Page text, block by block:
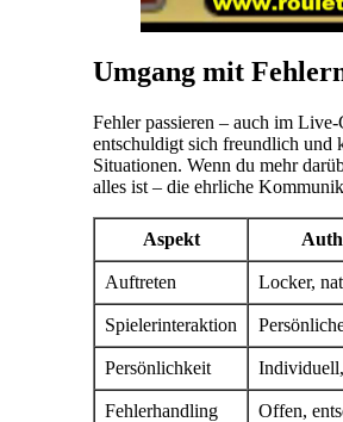
Umgang mit
Fehler passieren – auch im
entschuldigt sich freundlich und
Situationen. Wenn du mehr
alles ist – die ehrliche
Aspekt
Auftreten Locker,
Spielerinteraktion
Persönlichkeit
Fehlerhandling Offen,